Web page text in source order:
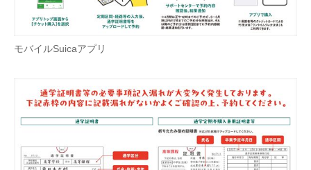
モノづくり技術者専門サイト
エレクトロニクス専門サイト
モバイルSuicaアプリ